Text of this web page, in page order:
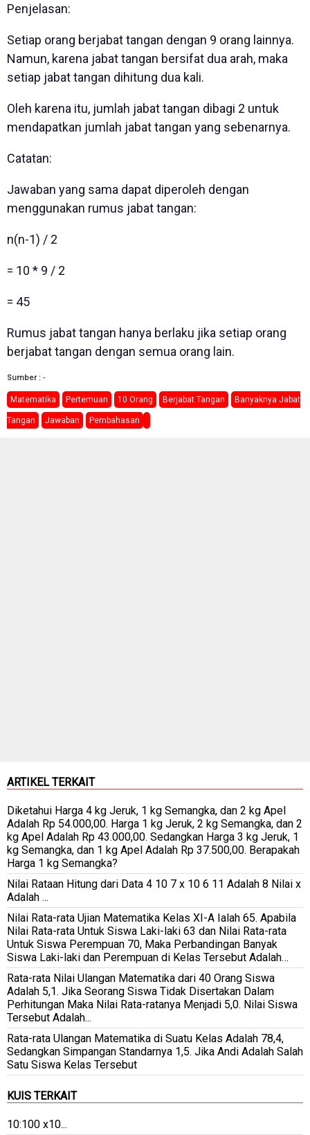
Penjelasan:
Setiap orang berjabat tangan dengan 9 orang lainnya.
Namun, karena jabat tangan bersifat dua arah, maka
setiap jabat tangan dihitung dua kali.
Oleh karena itu, jumlah jabat tangan dibagi 2 untuk
mendapatkan jumlah jabat tangan yang sebenarnya.
Catatan:
Jawaban yang sama dapat diperoleh dengan
menggunakan rumus jabat tangan:
n(n-1) / 2
= 10 * 9 / 2
= 45
Rumus jabat tangan hanya berlaku jika setiap orang
berjabat tangan dengan semua orang lain.
Sumber : -
Matematika Pertemuan 10 Orang Berjabat Tangan Banyaknya Jabat
Tangan Jawaban Pembahasan
ARTIKEL TERKAIT
Diketahui Harga 4 kg Jeruk, 1 kg Semangka, dan 2 kg Apel
Adalah Rp 54.000,00. Harga 1 kg Jeruk, 2 kg Semangka, dan 2
kg Apel Adalah Rp 43.000,00. Sedangkan Harga 3 kg Jeruk, 1
kg Semangka, dan 1 kg Apel Adalah Rp 37.500,00. Berapakah
Harga 1 kg Semangka?
Nilai Rataan Hitung dari Data 4 10 7 x 10 6 11 Adalah 8 Nilai x
Adalah ...
Nilai Rata-rata Ujian Matematika Kelas XI-A Ialah 65. Apabila
Nilai Rata-rata Untuk Siswa Laki-laki 63 dan Nilai Rata-rata
Untuk Siswa Perempuan 70, Maka Perbandingan Banyak
Siswa Laki-laki dan Perempuan di Kelas Tersebut Adalah…
Rata-rata Nilai Ulangan Matematika dari 40 Orang Siswa
Adalah 5,1. Jika Seorang Siswa Tidak Disertakan Dalam
Perhitungan Maka Nilai Rata-ratanya Menjadi 5,0. Nilai Siswa
Tersebut Adalah...
Rata-rata Ulangan Matematika di Suatu Kelas Adalah 78,4,
Sedangkan Simpangan Standarnya 1,5. Jika Andi Adalah Salah
Satu Siswa Kelas Tersebut
KUIS TERKAIT
10:100 x10...